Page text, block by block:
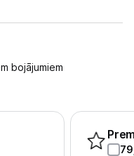
bojājumiem